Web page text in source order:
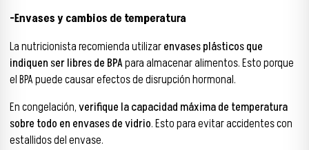
-Envases y cambios de temperatura
La nutricionista recomienda utilizarenvases plásticos que
indiquen ser libres de BPApara almacenar alimentos. Esto porque
el BPA puede causar efectos de disrupción hormonal.
En congelación,verifique la capacidad máxima de temperatura
sobre todo en envases de vidrio. Esto para evitar accidentes con
estallidos del envase.